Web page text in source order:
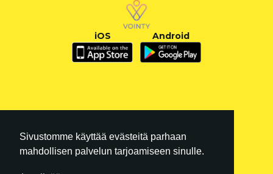
Sivustomme käyttää evästeitä parhaan
mahdollisen palvelun tarjoamiseen sinulle.
iOS Android